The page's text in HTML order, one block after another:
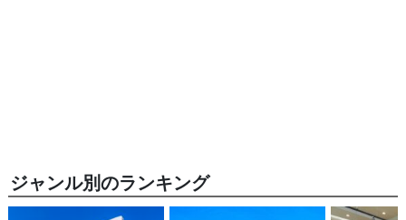
ジャンル別のランキング